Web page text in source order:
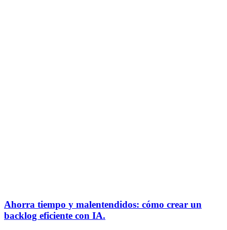
Ahorra tiempo y malentendidos: cómo crear un
backlog eficiente con IA.